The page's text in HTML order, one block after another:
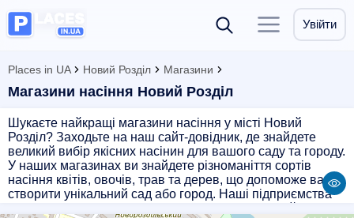
Увійти
Places in UA Новий Розділ Магазини
Магазини насіння Новий Розділ
Шукаєте найкращі магазини насіння у місті Новий
Розділ? Заходьте на наш сайт-довідник, де знайдете
великий вибір якісних насінин для вашого саду та городу.
У наших магазинах ви знайдете різноманіття сортів
насіння квітів, овочів, трав та дерев, що допоможе вам
створити унікальний сад або город. Наші підприємства